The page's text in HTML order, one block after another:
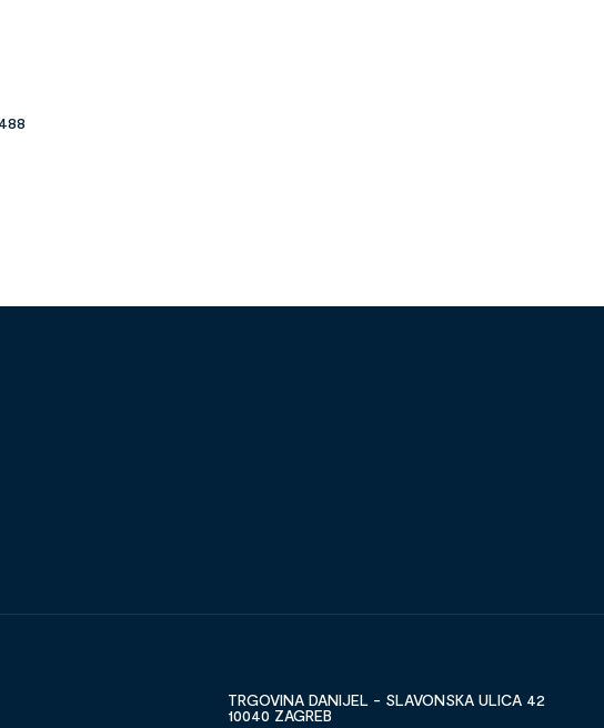
TRGOVINA DANIJEL - SLAVONSKA ULICA 42
10040 ZAGREB